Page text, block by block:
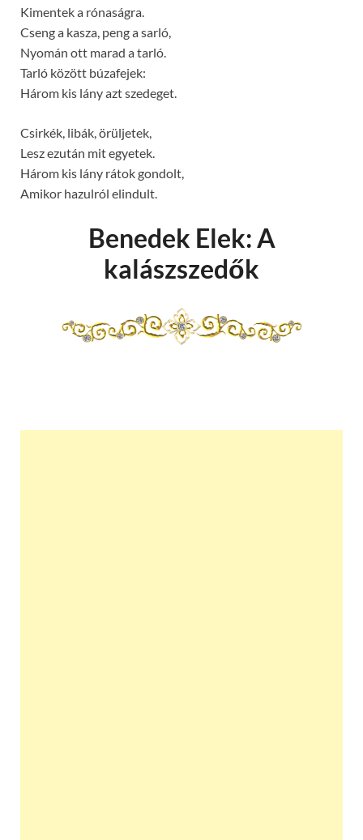
Kimentek a rónaságra.
Cseng a kasza, peng a sarló,
Nyomán ott marad a tarló.
Tarló között búzafejek:
Három kis lány azt szedeget.
Csirkék, libák, örüljetek,
Lesz ezután mit egyetek.
Három kis lány rátok gondolt,
Amikor hazulról elindult.
Benedek Elek: A
kalászszedők